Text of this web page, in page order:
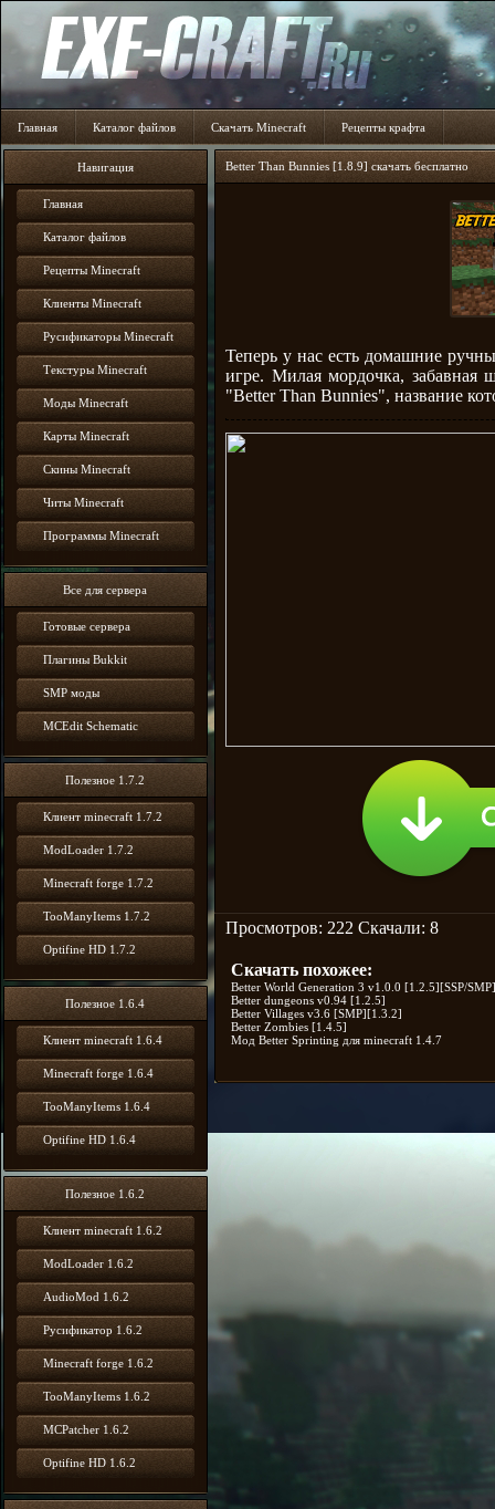
Главная Каталог файлов Скачать Minecraft Рецепты крафта
Навигация
Главная
Каталог файлов
Рецепты Minecraft
Клиенты Minecraft
Русификаторы Minecraft
Текстуры Minecraft
Моды Minecraft
Карты Minecraft
Скины Minecraft
Читы Minecraft
Программы Minecraft
Все для сервера
Готовые сервера
Плагины Bukkit
SMP моды
MCEdit Schematic
Полезное 1.7.2
Клиент minecraft 1.7.2
ModLoader 1.7.2
Minecraft forge 1.7.2
TooManyItems 1.7.2
Optifine HD 1.7.2
Полезное 1.6.4
Клиент minecraft 1.6.4
Minecraft forge 1.6.4
TooManyItems 1.6.4
Optifine HD 1.6.4
Полезное 1.6.2
Клиент minecraft 1.6.2
ModLoader 1.6.2
AudioMod 1.6.2
Русификатор 1.6.2
Minecraft forge 1.6.2
TooManyItems 1.6.2
MCPatcher 1.6.2
Optifine HD 1.6.2
Better Than Bunnies [1.8.9] скачать бесплатно
Теперь у нас есть домашние
игре. Милая мордочка,
"Better Than Bunnies", название
Просмотров: 222 Скачали: 8
Скачать похожее:
Better World Generation 3 v1.0.0 [1.2.5][SSP/SMP]
Better dungeons v0.94 [1.2.5]
Better Villages v3.6 [SMP][1.3.2]
Better Zombies [1.4.5]
Мод Better Sprinting для minecraft 1.4.7